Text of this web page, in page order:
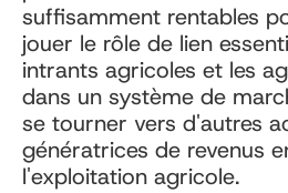
suffisamment rentables
jouer le rôle de lien
intrants agricoles et les
dans un système de
se tourner vers d'autres
génératrices de revenus
l'exploitation agricole.